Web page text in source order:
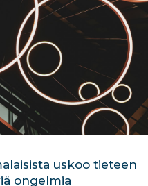
uskoo tieteen
ongelmia